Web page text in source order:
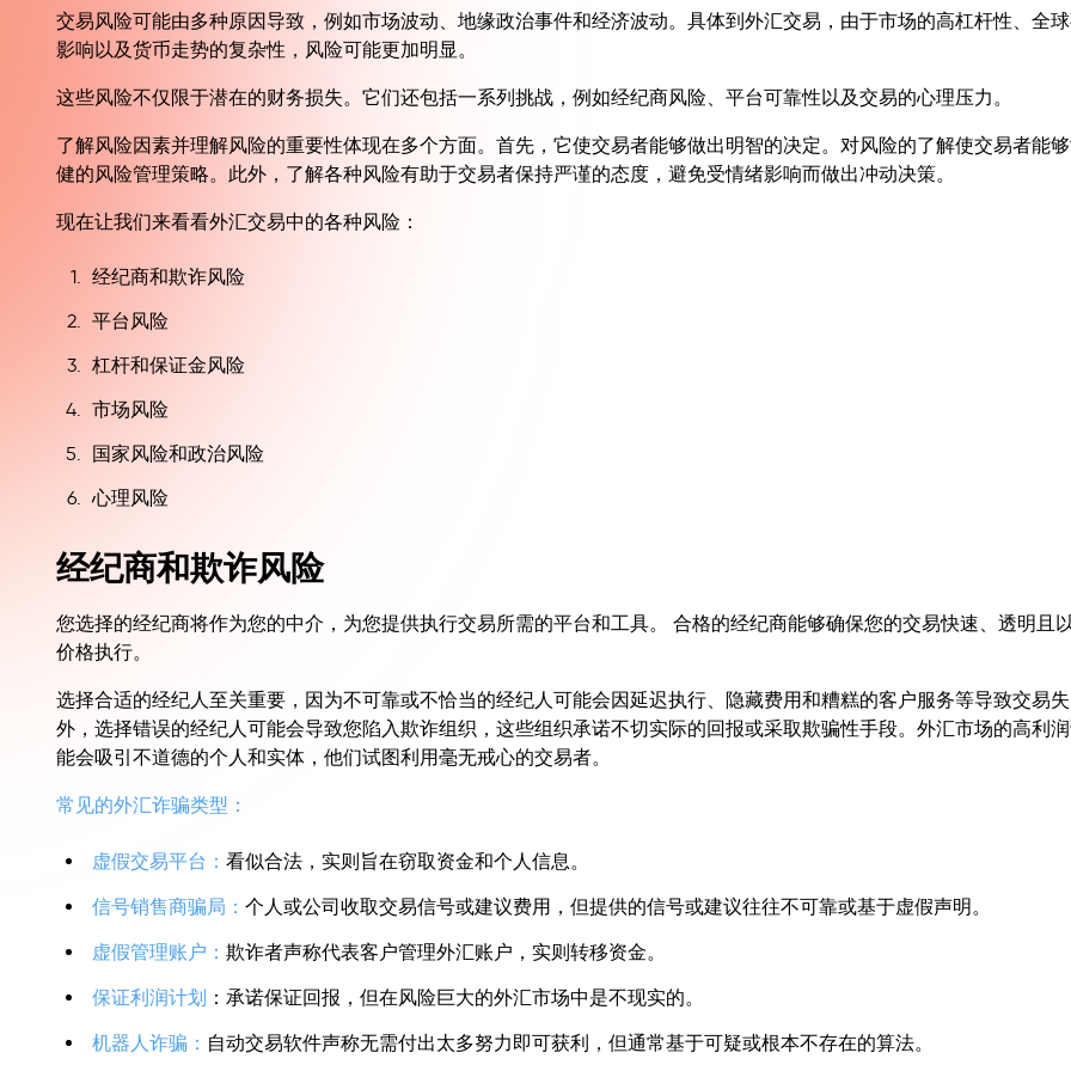
交易风险可能由多种原因导致，例如市场波动、地缘政治事件和经济波动。具体到外汇交易，由于市场的高杠杆性、全
影响以及货币走势的复杂性，风险可能更加明显。
这些风险不仅限于潜在的财务损失。它们还包括一系列挑战，例如经纪商风险、平台可靠性以及交易的心理压力。
了解风险因素并理解风险的重要性体现在多个方面。首先，它使交易者能够做出明智的决定。对风险的了解使交易者能
健的风险管理策略。此外，了解各种风险有助于交易者保持严谨的态度，避免受情绪影响而做出冲动决策。
现在让我们来看看外汇交易中的各种风险：
经纪商和欺诈风险
平台风险
杠杆和保证金风险
市场风险
国家风险和政治风险
心理风险
经纪商和欺诈风险
您选择的经纪商将作为您的中介，为您提供执行交易所需的平台和工具。 合格的经纪商能够确保您的交易快速、透明且
价格执行。
选择合适的经纪人至关重要，因为不可靠或不恰当的经纪人可能会因延迟执行、隐藏费用和糟糕的客户服务等导致交易
外，选择错误的经纪人可能会导致您陷入欺诈组织，这些组织承诺不切实际的回报或采取欺骗性手段。外汇市场的高利
能会吸引不道德的个人和实体，他们试图利用毫无戒心的交易者。
常见的外汇诈骗类型：
虚假交易平台： 看似合法，实则旨在窃取资金和个人信息。
信号销售商骗局： 个人或公司收取交易信号或建议费用，但提供的信号或建议往往不可靠或基于虚假声明。
虚假管理账户： 欺诈者声称代表客户管理外汇账户，实则转移资金。
保证利润计划 ：承诺保证回报，但在风险巨大的外汇市场中是不现实的。
机器人诈骗： 自动交易软件声称无需付出太多努力即可获利，但通常基于可疑或根本不存在的算法。